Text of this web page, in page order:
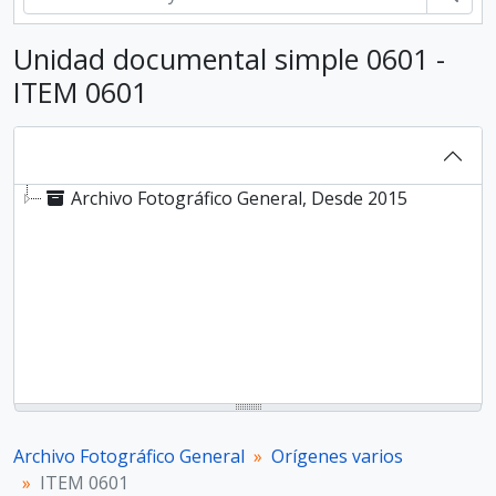
Unidad documental simple 0601 -
ITEM 0601
Archivo Fotográfico General, Desde 2015
Archivo Fotográfico General
Orígenes varios
ITEM 0601